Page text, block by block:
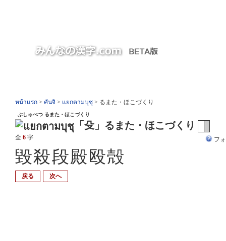
หน้าแรก > คันจิ > แยกตามบุชุ > るまた・ほこづくり
ぶしゅべつ るまた・ほこづくり
「殳」るまた・ほこづくり
全 6 字 フ
毀殺段殿殴殻
戻る 次へ